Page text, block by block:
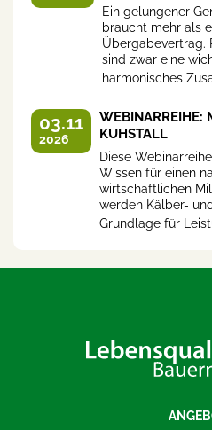
Ein gelungener
braucht mehr als
Übergabevertrag.
sind zwar eine
harmonisches
03.11
2026
WEBINARREIHE:
KUHSTALL
Diese
Wissen für einen
wirtschaftlichen
werden Kälber-
Grundlage für